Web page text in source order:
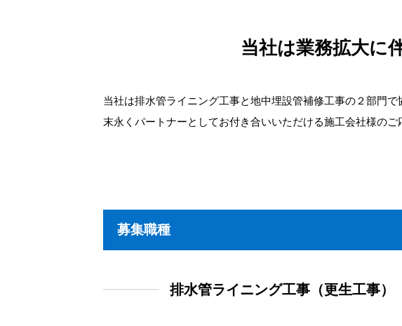
当社は業務拡大に
当社は排水管ライニング工事と地中埋設管補修工事の２部門で
末永くパートナーとしてお付き合いいただける施工会社様のご
募集職種
排水管ライニング工事（更生工事）